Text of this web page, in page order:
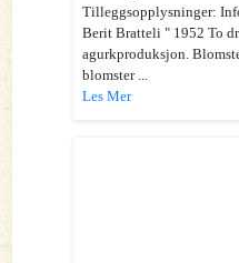
Tilleggsopplysninger:
Berit Bratteli " 1952 To
agurkproduksjon.
blomster ...
Les Mer